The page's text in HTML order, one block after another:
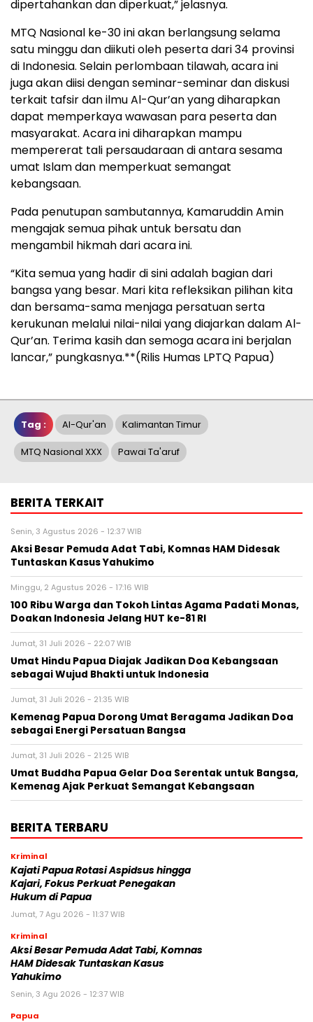
dipertahankan dan diperkuat,” jelasnya.
MTQ Nasional ke-30 ini akan berlangsung selama
satu minggu dan diikuti oleh peserta dari 34 provinsi
di Indonesia. Selain perlombaan tilawah, acara ini
juga akan diisi dengan seminar-seminar dan diskusi
terkait tafsir dan ilmu Al-Qur’an yang diharapkan
dapat memperkaya wawasan para peserta dan
masyarakat. Acara ini diharapkan mampu
mempererat tali persaudaraan di antara sesama
umat Islam dan memperkuat semangat
kebangsaan.
Pada penutupan sambutannya, Kamaruddin Amin
mengajak semua pihak untuk bersatu dan
mengambil hikmah dari acara ini.
“Kita semua yang hadir di sini adalah bagian dari
bangsa yang besar. Mari kita refleksikan pilihan kita
dan bersama-sama menjaga persatuan serta
kerukunan melalui nilai-nilai yang diajarkan dalam Al-
Qur’an. Terima kasih dan semoga acara ini berjalan
lancar,” pungkasnya.**(Rilis Humas LPTQ Papua)
Tag : Al-Qur'an Kalimantan Timur
MTQ Nasional XXX Pawai Ta'aruf
BERITA TERKAIT
Senin, 3 Agustus 2026 - 12:37 WIB
Aksi Besar Pemuda Adat Tabi, Komnas HAM Didesak
Tuntaskan Kasus Yahukimo
Minggu, 2 Agustus 2026 - 17:16 WIB
100 Ribu Warga dan Tokoh Lintas Agama Padati Monas,
Doakan Indonesia Jelang HUT ke-81 RI
Jumat, 31 Juli 2026 - 22:07 WIB
Umat Hindu Papua Diajak Jadikan Doa Kebangsaan
sebagai Wujud Bhakti untuk Indonesia
Jumat, 31 Juli 2026 - 21:35 WIB
Kemenag Papua Dorong Umat Beragama Jadikan Doa
sebagai Energi Persatuan Bangsa
Jumat, 31 Juli 2026 - 21:25 WIB
Umat Buddha Papua Gelar Doa Serentak untuk Bangsa,
Kemenag Ajak Perkuat Semangat Kebangsaan
BERITA TERBARU
Kriminal
Kajati Papua Rotasi Aspidsus hingga
Kajari, Fokus Perkuat Penegakan
Hukum di Papua
Jumat, 7 Agu 2026 - 11:37 WIB
Kriminal
Aksi Besar Pemuda Adat Tabi, Komnas
HAM Didesak Tuntaskan Kasus
Yahukimo
Senin, 3 Agu 2026 - 12:37 WIB
Papua